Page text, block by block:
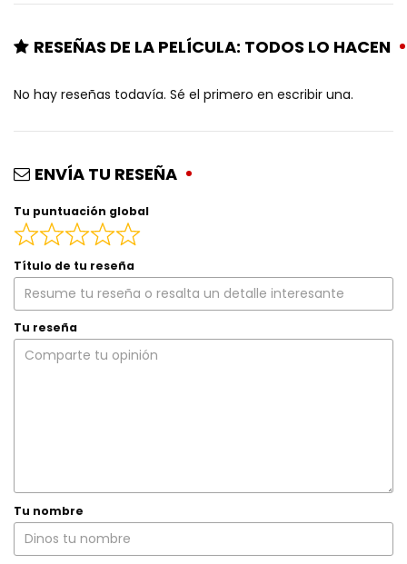
RESEÑAS DE LA PELÍCULA: TODOS LO HACEN
No hay reseñas todavía. Sé el primero en escribir una.
ENVÍA TU RESEÑA
Tu puntuación global
Título de tu reseña
Tu reseña
Tu nombre